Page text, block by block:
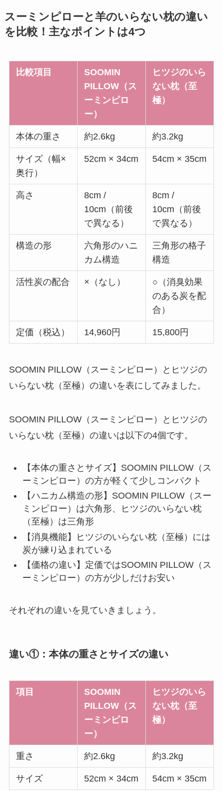
スーミンピローと羊のいらない枕の違い
を比較！主なポイントは4つ
比較項目
SOOMIN
PILLOW（ス
ーミンピロ
ー）
ヒツジのいら
ない枕（至
極）
本体の重さ 約2.6kg 約3.2kg
サイズ（幅×
奥行）
52cm × 34cm 54cm × 35cm
高さ
8cm /
10cm（前後
で異なる）
8cm /
10cm（前後
で異なる）
構造の形
六角形のハニ
カム構造
三角形の格子
構造
活性炭の配合 ×（なし）
○（消臭効果
のある炭を配
合）
定価（税込） 14,960円 15,800円
SOOMIN PILLOW（スーミンピロー）とヒツジの
いらない枕（至極）の違いを表にしてみました。
SOOMIN PILLOW（スーミンピロー）とヒツジの
いらない枕（至極）の違いは以下の4個です。
【本体の重さとサイズ】SOOMIN PILLOW（ス
ーミンピロー）の方が軽くて少しコンパクト
【ハニカム構造の形】SOOMIN PILLOW（スー
ミンピロー）は六角形、ヒツジのいらない枕
（至極）は三角形
【消臭機能】ヒツジのいらない枕（至極）には
炭が練り込まれている
【価格の違い】定価ではSOOMIN PILLOW（ス
ーミンピロー）の方が少しだけお安い
それぞれの違いを見ていきましょう。
違い①：本体の重さとサイズの違い
項目
SOOMIN
PILLOW（ス
ーミンピロ
ー）
ヒツジのいら
ない枕（至
極）
重さ 約2.6kg 約3.2kg
サイズ 52cm × 34cm 54cm × 35cm